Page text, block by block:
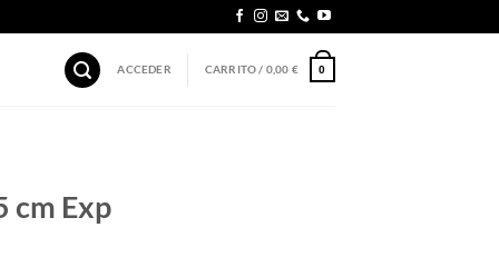
ACCEDER CARRITO / 0,00 € 0
cm Exp